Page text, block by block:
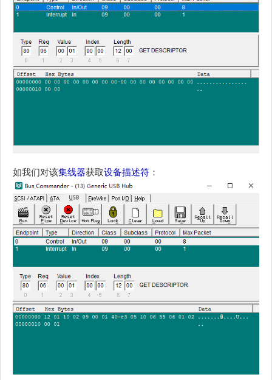
如我们对该集线器获取设备描述符 ：